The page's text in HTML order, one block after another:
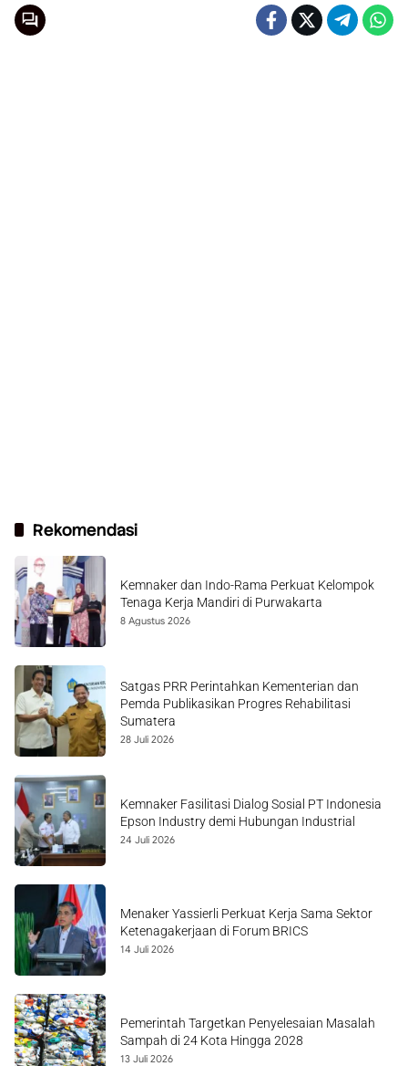
Rekomendasi
Kemnaker dan Indo-Rama Perkuat Kelompok
Tenaga Kerja Mandiri di Purwakarta
8 Agustus 2026
Satgas PRR Perintahkan Kementerian dan
Pemda Publikasikan Progres Rehabilitasi
Sumatera
28 Juli 2026
Kemnaker Fasilitasi Dialog Sosial PT Indonesia
Epson Industry demi Hubungan Industrial
24 Juli 2026
Menaker Yassierli Perkuat Kerja Sama Sektor
Ketenagakerjaan di Forum BRICS
14 Juli 2026
Pemerintah Targetkan Penyelesaian Masalah
Sampah di 24 Kota Hingga 2028
13 Juli 2026